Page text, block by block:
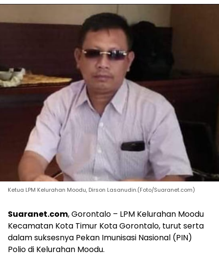
Ketua LPM Kelurahan Moodu, Dirson Lasanudin.(Foto/Suaranet.com)
Suaranet.com, Gorontalo – LPM Kelurahan Moodu
Kecamatan Kota Timur Kota Gorontalo, turut serta
dalam suksesnya Pekan Imunisasi Nasional (PIN)
Polio di Kelurahan Moodu.